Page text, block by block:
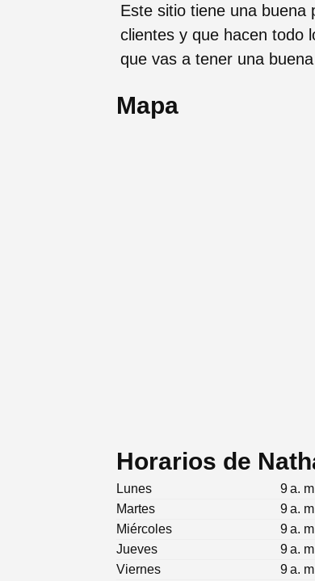
Este sitio tiene una buena
clientes y que hacen todo
que vas a tener una
Mapa
Horarios de
Lunes
9 a.
Martes
9 a.
Miércoles
9 a.
Jueves
9 a.
Viernes
9 a.